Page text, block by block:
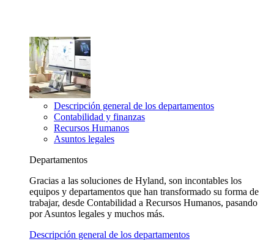
Descripción general de los departamentos
Contabilidad y finanzas
Recursos Humanos
Asuntos legales
Departamentos
Gracias a las soluciones de Hyland, son incontables los
equipos y departamentos que han transformado su forma de
trabajar, desde Contabilidad a Recursos Humanos, pasando
por Asuntos legales y muchos más.
Descripción general de los departamentos